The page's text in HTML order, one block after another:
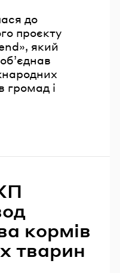
до
проєкту
який
громад і
кормів
тварин